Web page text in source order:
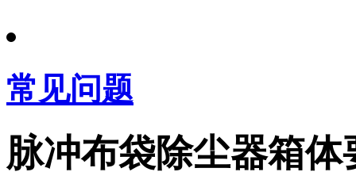
常见问题
脉冲布袋除尘器箱